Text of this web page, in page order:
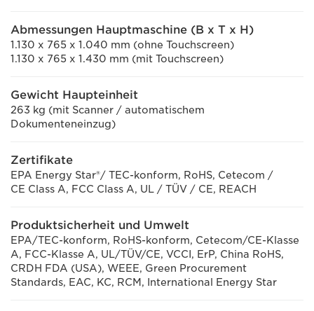
Abmessungen Hauptmaschine (B x T x H)
1.130 x 765 x 1.040 mm (ohne Touchscreen)
1.130 x 765 x 1.430 mm (mit Touchscreen)
Gewicht Haupteinheit
263 kg (mit Scanner / automatischem
Dokumenteneinzug)
Zertifikate
EPA Energy Star®/ TEC-konform, RoHS, Cetecom /
CE Class A, FCC Class A, UL / TÜV / CE, REACH
Produktsicherheit und Umwelt
EPA/TEC-konform, RoHS-konform, Cetecom/CE-Klasse
A, FCC-Klasse A, UL/TÜV/CE, VCCI, ErP, China RoHS,
CRDH FDA (USA), WEEE, Green Procurement
Standards, EAC, KC, RCM, International Energy Star